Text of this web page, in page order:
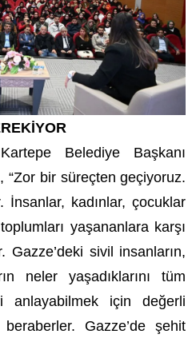
Belediye Başkanı
“Zor bir süreçten geçiyoruz.
İnsanlar, kadınlar, çocuklar
yaşananlara karşı
Gazze’deki sivil insanların,
neler yaşadıklarını tüm
için değerli
Gazze’de şehit